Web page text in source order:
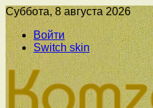
Суббота, 8 августа 2026
Войти
Switch skin